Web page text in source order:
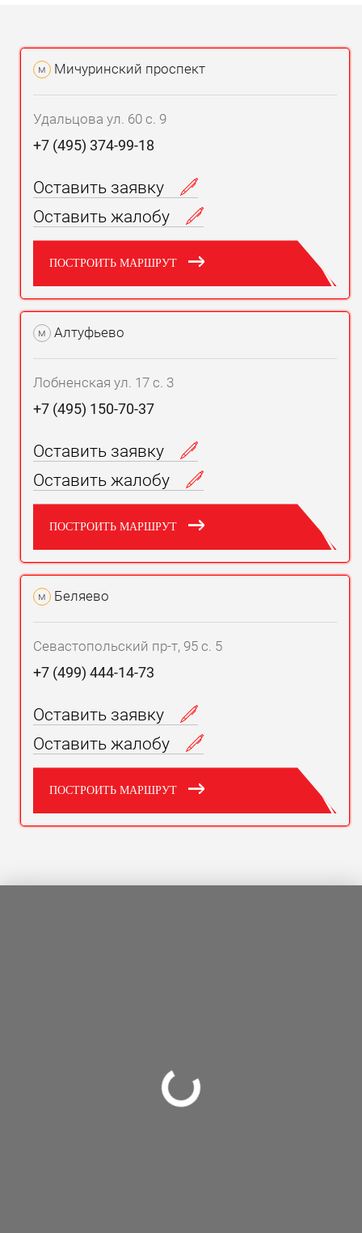
м Мичуринский проспект
Удальцова ул. 60 с. 9
+7 (495) 374-99-18
Оставить заявку
Оставить жалобу
ПОСТРОИТЬ МАРШРУТ
м Алтуфьево
Лобненская ул. 17 с. 3
+7 (495) 150-70-37
Оставить заявку
Оставить жалобу
ПОСТРОИТЬ МАРШРУТ
м Беляево
Севастопольский пр-т, 95 с. 5
+7 (499) 444-14-73
Оставить заявку
Оставить жалобу
ПОСТРОИТЬ МАРШРУТ